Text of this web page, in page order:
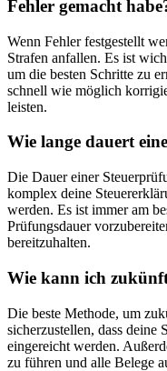
Fehler gemacht
Wenn Fehler festgestellt
Strafen anfallen. Es ist
um die besten Schritte zu
schnell wie möglich
leisten.
Wie lange dauert
Die Dauer einer
komplex deine
werden. Es ist immer am
Prüfungsdauer
bereitzuhalten.
Wie kann ich
Die beste Methode, um
sicherzustellen, dass deine
eingereicht werden.
zu führen und alle Belege